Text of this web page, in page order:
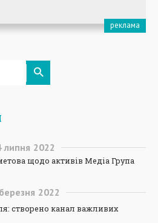
липня 2022
щодо активів Медіа Група
березня 2022
створено канал важливих